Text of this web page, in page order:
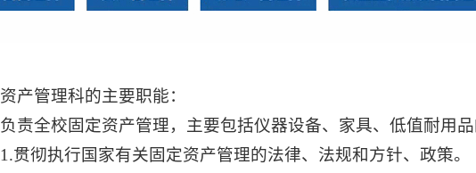
资产管理科的主要职能：
负责全校固定资产管理，主要包括仪器设备、家具、低值耐用品
1.贯彻执行国家有关固定资产管理的法律、法规和方针、政策。